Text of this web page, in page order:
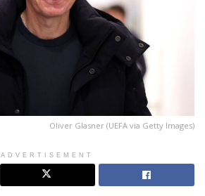
Oliver Glasner (UEFA via Getty Images)
ADVERTISEMENT